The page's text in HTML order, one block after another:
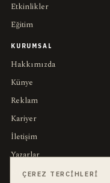
Etkinlikler
Eğitim
KURUMSAL
Hakkımızda
Künye
Reklam
Kariyer
İletişim
Yazarlar
Muhabirler
ÇEREZ TERCIHLERI